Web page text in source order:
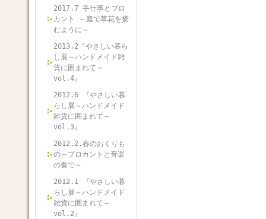
2017.7 手仕事とブロ
カント ～庭で草花を摘
むように～
2013.2『やさしい暮ら
し展～ハンドメイド雑
貨に囲まれて～
vol.4』
2012.6 『やさしい暮
らし展～ハンドメイド
雑貨に囲まれて～
vol.3』
2012.2.春のおくりも
の～ブロカントと音楽
の奏で～
2012.1 『やさしい暮
らし展～ハンドメイド
雑貨に囲まれて～
vol.2』